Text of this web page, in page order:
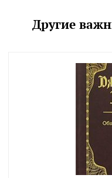
Другие